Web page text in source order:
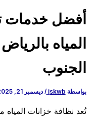
أفضل خدمات
المياه
الجنوب
بواسطة jskwb
/ديسمبر 21, 2025
تُعد نظافة خزانات المياه من